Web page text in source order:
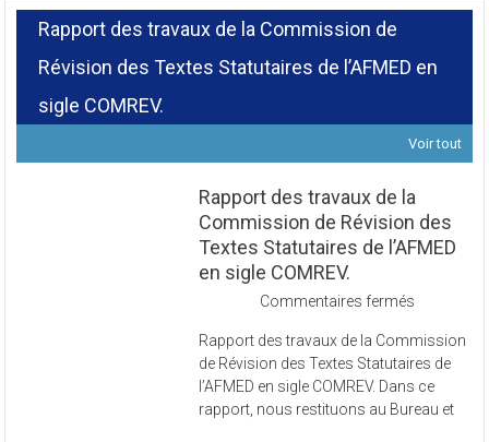
Rapport des travaux de la Commission de
Révision des Textes Statutaires de l’AFMED en
sigle COMREV.
Voir tout
Rapport des travaux de la
Commission de Révision des
Textes Statutaires de l’AFMED
en sigle COMREV.
Commentaires fermés
des
travaux
de
la
Rapport des travaux de la Commission
de Révision des Textes Statutaires de
l’AFMED en sigle COMREV. Dans ce
rapport, nous restituons au Bureau et